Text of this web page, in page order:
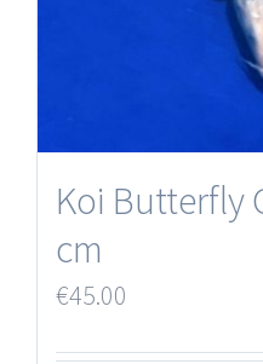
Koi Butterfly
cm
€45.00